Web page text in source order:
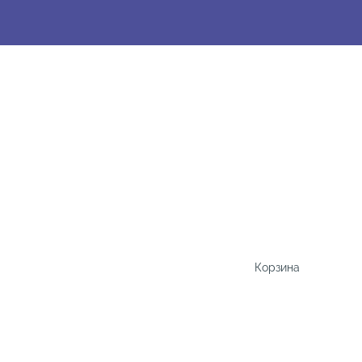
Корзина